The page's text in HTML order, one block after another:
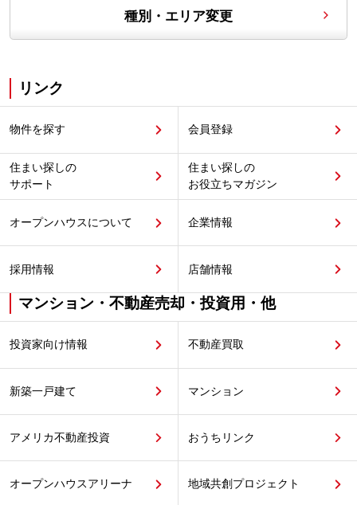
種別・エリア変更
リンク
物件を探す 会員登録
住まい探しの
サポート
住まい探しの
お役立ちマガジン
オープンハウスについて 企業情報
採用情報 店舗情報
マンション・不動産売却・投資用・他
投資家向け情報 不動産買取
新築一戸建て マンション
アメリカ不動産投資 おうちリンク
オープンハウスアリーナ 地域共創プロジェクト